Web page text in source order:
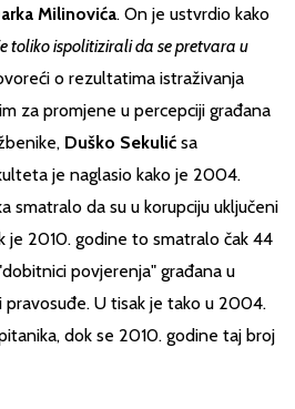
Milinovića. On je ustvrdio kako
toliko ispolitizirali da se pretvara u
o rezultatima istraživanja
za promjene u percepciji građana
Duško Sekulić sa
je naglasio kako je 2004.
smatralo da su u korupciju uključeni
je 2010. godine to smatralo čak 44
povjerenja" građana u
pravosuđe. U tisak je tako u 2004.
dok se 2010. godine taj broj